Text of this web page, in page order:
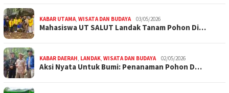
KABAR UTAMA WISATA DAN BUDAYA 03/05/2026
Mahasiswa UT SALUT Landak Tanam Pohon Di…
KABAR DAERAH LANDAK WISATA DAN BUDAYA 02/05/2026
Aksi Nyata Untuk Bumi: Penanaman Pohon D…